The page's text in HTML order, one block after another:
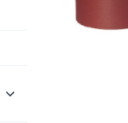
child